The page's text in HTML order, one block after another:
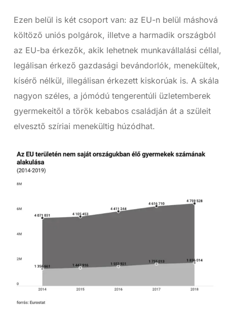
Ezen belül is két csoport van: az EU-n belül máshová
költöző uniós polgárok, illetve a harmadik országból
az EU-ba érkezők, akik lehetnek munkavállalási céllal,
legálisan érkező gazdasági bevándorlók, menekültek,
kísérő nélkül, illegálisan érkezett kiskorúak is. A skála
nagyon széles, a jómódú tengerentúli üzletemberek
gyermekeitől a török kebabos családján át a szüleit
elvesztő szíriai menekültig húzódhat.